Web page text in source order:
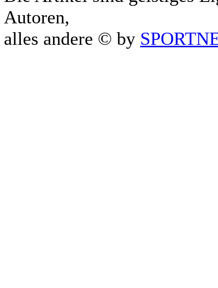
Autoren,
alles andere © by